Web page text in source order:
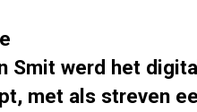
Smit werd het
met als streven